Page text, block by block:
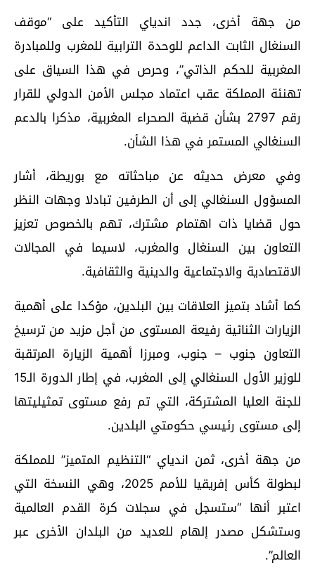
من جهة أخرى، جدد اندياي التأكيد على “موقف
السنغال الثابت الداعم للوحدة الترابية للمغرب وللمبادرة
المغربية للحكم الذاتي”، وحرص في هذا السياق على
تهنئة المملكة عقب اعتماد مجلس الأمن الدولي للقرار
رقم 2797 بشأن قضية الصحراء المغربية، مذكرا بالدعم
السنغالي المستمر في هذا الشأن.
وفي معرض حديثه عن مباحثاته مع بوريطة، أشار
المسؤول السنغالي إلى أن الطرفين تبادلا وجهات النظر
حول قضايا ذات اهتمام مشترك، تهم بالخصوص تعزيز
التعاون بين السنغال والمغرب، لاسيما في المجالات
الاقتصادية والاجتماعية والدينية والثقافية.
كما أشاد بتميز العلاقات بين البلدين، مؤكدا على أهمية
الزيارات الثنائية رفيعة المستوى من أجل مزيد من ترسيخ
التعاون جنوب – جنوب، ومبرزا أهمية الزيارة المرتقبة
للوزير الأول السنغالي إلى المغرب، في إطار الدورة الـ15
للجنة العليا المشتركة، التي تم رفع مستوى تمثيليتها
إلى مستوى رئيسي حكومتي البلدين.
من جهة أخرى، ثمن اندياي “التنظيم المتميز” للمملكة
لبطولة كأس إفريقيا للأمم 2025، وهي النسخة التي
اعتبر أنها “ستسجل في سجلات كرة القدم العالمية
وستشكل مصدر إلهام للعديد من البلدان الأخرى عبر
العالم”.